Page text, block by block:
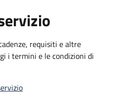
requisiti e altre
i termini e le condizioni di